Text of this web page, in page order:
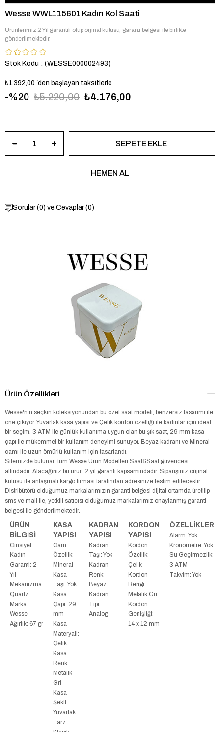
Wesse WWL115601 Kadın Kol Saati
Ürünlerimiz 2 Yıl garantili olup orjinal kutusu, garanti belgesi ile birlikte
gönderilmektedir.
Stok Kodu (WESSE000002493)
₺1.392,00 `den başlayan taksitlerle
20 ₺5.220,00 ₺4.176,00
Sorular (0) ve Cevaplar (0)
Ürün Özellikleri
Wesse'nin seçkin koleksiyonundan bu özel saat modeli, benzersiz tasarımı ile
öne çıkıyor. Yuvarlak kasa yapısı ve Çelik kordon özelliği ile kadınlar için ideal
bir seçim. 3 ATM ile günlük kullanıma uygun olan bu şık saat, 29 mm kasa
çapı ile mükemmel bir kullanım deneyimi sunuyor. Beyaz kadranı ve Mineral
camı ile uzun ömürlü kullanım için tasarlandı.
Sitemizde bulunan tüm Wesse Ürün Modelleri Saat&Saat güvencesi
altındadır. Alacağınız bu ürün 2 yıl garanti kapsamındadır. Siparişiniz orijinal
kutusu ile anlaşmalı kargo firması tarafından adresinize teslim edilecektir.
Distribütörü olduğumuz markalarımızın garanti belgesi dijital ortamda üretilip
sms ve mail ile, yetkili satıcısı olduğumuz markalarımız onaylanmış garanti
belgesi ile gönderilmektedir.
ÜRÜN
BİLGİSİ
Cinsiyet:
Kadın
Garanti: 2
Yıl
Mekanizma:
Quartz
Marka:
Wesse
Ağırlık: 67 gr
KASA
YAPISI
Cam
Özellik:
Mineral
Kasa
Taşı: Yok
Kasa
Çapı: 29
mm
Kasa
Materyali:
Çelik
Kasa
Renk:
Metalik
Gri
Kasa
Şekli:
Yuvarlak
Tarz:
KADRAN
YAPISI
Kadran
Taşı: Yok
Kadran
Renk:
Beyaz
Kadran
Tipi:
Analog
KORDON
YAPISI
Kordon
Özellik:
Çelik
Kordon
Rengi:
Metalik Gri
Kordon
Genişliği:
14 x 12 mm
ÖZELLİKLER
Alarm: Yok
Kronometre: Yok
Su Geçirmezlik:
3 ATM
Takvim: Yok